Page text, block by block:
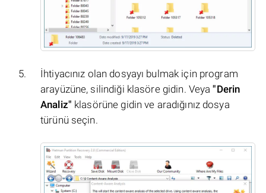
İhtiyacınız olan dosyayı bulmak için program
arayüzüne, silindiği klasöre gidin. Veya"Derin
Analiz" klasörüne gidin ve aradığınız dosya
türünü seçin.